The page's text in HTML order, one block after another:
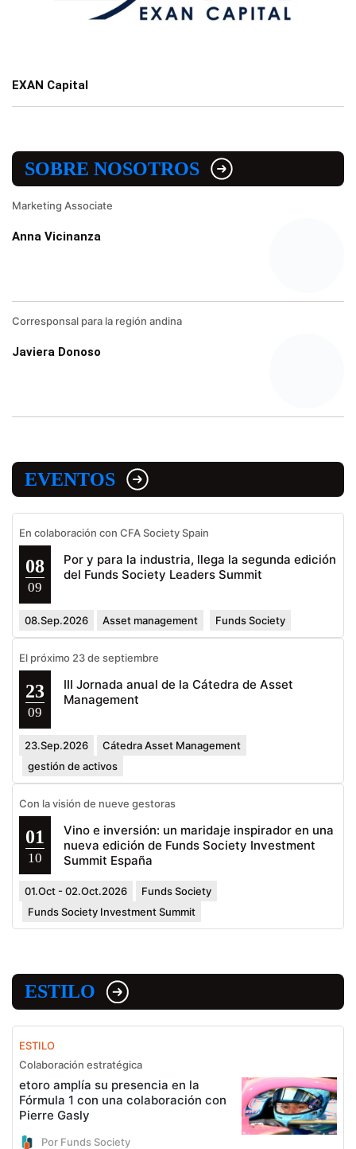
EXAN Capital
SOBRE NOSOTROS
Marketing Associate
Anna Vicinanza
Corresponsal para la región andina
Javiera Donoso
EVENTOS
En colaboración con CFA Society Spain
08
09
Por y para la industria, llega la segunda edición
del Funds Society Leaders Summit
08.Sep.2026 Asset management Funds Society
El próximo 23 de septiembre
23
09
III Jornada anual de la Cátedra de Asset
Management
23.Sep.2026
Cátedra Asset Management
gestión de activos
Con la visión de nueve gestoras
01
10
Vino e inversión: un maridaje inspirador en una
nueva edición de Funds Society Investment
Summit España
01.Oct - 02.Oct.2026
Funds Society
Funds Society Investment Summit
ESTILO
ESTILO
Colaboración estratégica
etoro amplía su presencia en la
Fórmula 1 con una colaboración con
Pierre Gasly
Por Funds Society